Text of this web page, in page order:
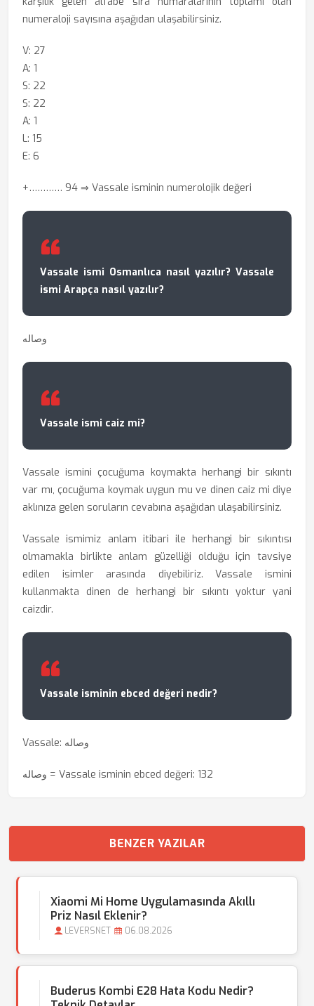
numeraloji sayısına aşağıdan ulaşabilirsiniz.
V: 27
A: 1
S: 22
S: 22
A: 1
L: 15
E: 6
+………… 94 ⇒ Vassale isminin numerolojik değeri
Vassale ismi Osmanlıca nasıl yazılır? Vassale
ismi Arapça nasıl yazılır?
وصاله
Vassale ismi caiz mi?
Vassale ismini çocuğuma koymakta herhangi bir sıkıntı
var mı, çocuğuma koymak uygun mu ve dinen caiz mi diye
aklınıza gelen soruların cevabına aşağıdan ulaşabilirsiniz.
Vassale ismimiz anlam itibari ile herhangi bir sıkıntısı
olmamakla birlikte anlam güzelliği olduğu için tavsiye
edilen isimler arasında diyebiliriz. Vassale ismini
kullanmakta dinen de herhangi bir sıkıntı yoktur yani
caizdir.
Vassale isminin ebced değeri nedir?
Vassale: وصاله
وصاله = Vassale isminin ebced değeri: 132
BENZER YAZILAR
Xiaomi Mi Home Uygulamasında Akıllı
Priz Nasıl Eklenir?
LEVERSNET 06.08.2026
Buderus Kombi E28 Hata Kodu Nedir?